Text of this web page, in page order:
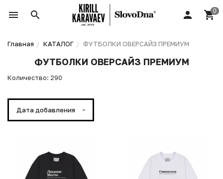
Главная КАТАЛОГ ФУТБОЛКИ ОВЕРСАЙЗ ПРЕМИУМ
ФУТБОЛКИ ОВЕРСАЙЗ ПРЕМИУМ
Количество: 290
Дата добавления